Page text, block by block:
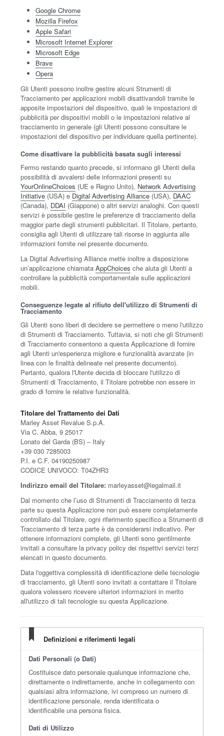
Google Chrome
Mozilla Firefox
Apple Safari
Microsoft Internet Explorer
Microsoft Edge
Brave
Opera
Gli Utenti possono inoltre gestire alcuni Strumenti di
Tracciamento per applicazioni mobili disattivandoli tramite le
apposite impostazioni del dispositivo, quali le impostazioni di
pubblicità per dispositivi mobili o le impostazioni relative al
tracciamento in generale (gli Utenti possono consultare le
impostazioni del dispositivo per individuare quella pertinente).
Come disattivare la pubblicità basata sugli interessi
Fermo restando quanto precede, si informano gli Utenti della
possibilità di avvalersi delle informazioni presenti su
YourOnlineChoices (UE e Regno Unito), Network Advertising
Initiative (USA) e Digital Advertising Alliance (USA), DAAC
(Canada), DDAI (Giappone) o altri servizi analoghi. Con questi
servizi è possibile gestire le preferenze di tracciamento della
maggior parte degli strumenti pubblicitari. Il Titolare, pertanto,
consiglia agli Utenti di utilizzare tali risorse in aggiunta alle
informazioni fornite nel presente documento.
La Digital Advertising Alliance mette inoltre a disposizione
un’applicazione chiamata AppChoices che aiuta gli Utenti a
controllare la pubblicità comportamentale sulle applicazioni
mobili.
Conseguenze legate al rifiuto dell'utilizzo di Strumenti di
Tracciamento
Gli Utenti sono liberi di decidere se permettere o meno l'utilizzo
di Strumenti di Tracciamento. Tuttavia, si noti che gli Strumenti
di Tracciamento consentono a questa Applicazione di fornire
agli Utenti un'esperienza migliore e funzionalità avanzate (in
linea con le finalità delineate nel presente documento).
Pertanto, qualora l'Utente decida di bloccare l'utilizzo di
Strumenti di Tracciamento, il Titolare potrebbe non essere in
grado di fornire le relative funzionalità.
Titolare del Trattamento dei Dati
Marley Asset Revalue S.p.A.
Via C. Abba, 9 25017
Lonato del Garda (BS) – Italy
+39 030 7285003
P.I. e C.F. 04190250987
CODICE UNIVOCO: T04ZHR3
Indirizzo email del Titolare: marleyasset@legalmail.it
Dal momento che l’uso di Strumenti di Tracciamento di terza
parte su questa Applicazione non può essere completamente
controllato dal Titolare, ogni riferimento specifico a Strumenti di
Tracciamento di terza parte è da considerarsi indicativo. Per
ottenere informazioni complete, gli Utenti sono gentilmente
invitati a consultare la privacy policy dei rispettivi servizi terzi
elencati in questo documento.
Data l'oggettiva complessità di identificazione delle tecnologie
di tracciamento, gli Utenti sono invitati a contattare il Titolare
qualora volessero ricevere ulteriori informazioni in merito
all'utilizzo di tali tecnologie su questa Applicazione.
Definizioni e riferimenti legali
Dati Personali (o Dati)
Costituisce dato personale qualunque informazione che,
direttamente o indirettamente, anche in collegamento con
qualsiasi altra informazione, ivi compreso un numero di
identificazione personale, renda identificata o
identificabile una persona fisica.
Dati di Utilizzo